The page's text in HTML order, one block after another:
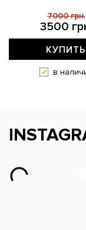
3500
7000 грн.
КУПИТЬ
в